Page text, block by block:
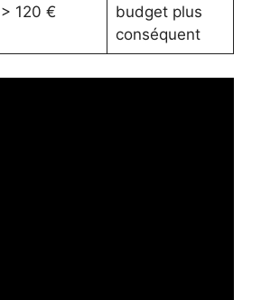
> 120 €
budget plus
conséquent